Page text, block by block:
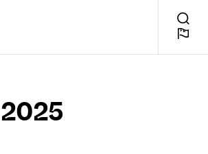
FR